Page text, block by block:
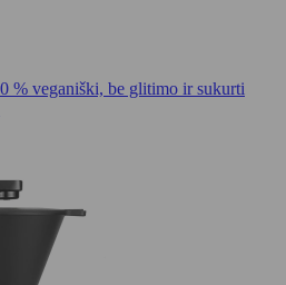
% veganiški, be glitimo ir sukurti